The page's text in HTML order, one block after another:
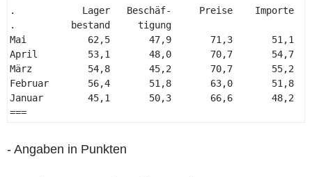
.            Lager   Beschäf-     Preise    Importe
.          bestand     tigung
Mai           62,5       47,9       71,3       51,1
April         53,1       48,0       70,7       54,7
März          54,8       45,2       70,7       55,2
Februar       56,4       51,8       63,0       51,8
Januar        45,1       50,3       66,6       48,2
===
- Angaben in Punkten